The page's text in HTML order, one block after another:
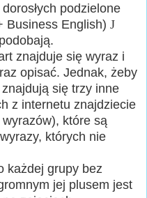
podzielone
Business English) J
znajduje się wyraz i
opisać. Jednak, żeby
się trzy inne
z internetu znajdziecie
które są
których nie
każdej grupy bez
jej plusem jest